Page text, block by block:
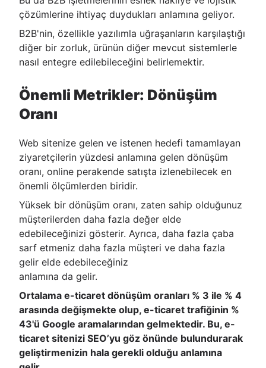
çözümlerine ihtiyaç duydukları anlamına geliyor.
B2B'nin, özellikle yazılımla uğraşanların karşılaştığı
diğer bir zorluk, ürünün diğer mevcut sistemlerle
nasıl entegre edilebileceğini belirlemektir.
Önemli Metrikler: Dönüşüm
Oranı
Web sitenize gelen ve istenen hedefi tamamlayan
ziyaretçilerin yüzdesi anlamına gelen dönüşüm
oranı, online perakende satışta izlenebilecek en
önemli ölçümlerden biridir.
Yüksek bir dönüşüm oranı, zaten sahip olduğunuz
müşterilerden daha fazla değer elde
edebileceğinizi gösterir. Ayrıca, daha fazla çaba
sarf etmeniz daha fazla müşteri ve daha fazla
gelir elde edebileceğiniz
anlamına da gelir.
Ortalama e-ticaret dönüşüm oranları % 3 ile % 4
arasında değişmekte olup, e-ticaret trafiğinin %
43'ü Google aramalarından gelmektedir. Bu, e-
ticaret sitenizi SEO’yu göz önünde bulundurarak
geliştirmenizin hala gerekli olduğu anlamına